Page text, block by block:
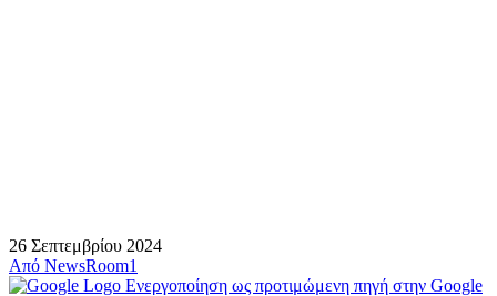
26 Σεπτεμβρίου 2024
Από NewsRoom1
Ενεργοποίηση ως προτιμώμενη πηγή στην Google